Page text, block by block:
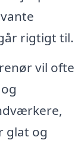
rigtigt til.
vil ofte
glat og